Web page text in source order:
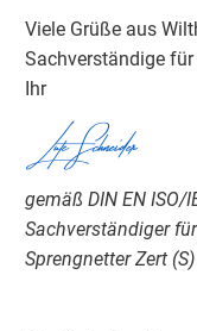
Viele Grüße aus
Sachverständige
Ihr​
Lutz Schneider
gemäß DIN EN ISO/
Sachverständiger
Sprengnetter Zert (S)